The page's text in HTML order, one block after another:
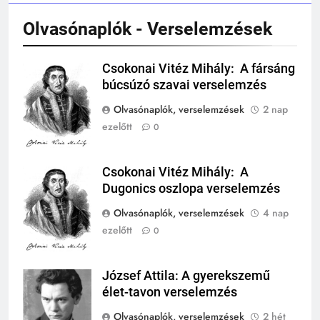
Olvasónaplók - Verselemzések
Csokonai Vitéz
Mihály
Csokonai Vitéz Mihály: A fársáng
búcsúzó szavai verselemzés
Olvasónaplók, verselemzések
2 nap
ezelőtt
0
Csokonai Vitéz
Mihály
Csokonai Vitéz Mihály: A
Dugonics oszlopa verselemzés
Olvasónaplók, verselemzések
4 nap
ezelőtt
0
József Attila
József Attila: A gyerekszemű
élet-tavon verselemzés
Olvasónaplók, verselemzések
2 hét
244
bukása, és mi történt utána?
TÖRTÉNELEM ÉRDEKESSÉGEK
1
KIK VOLTAK?
TÖRTÉNELEM ÉRDEKESSÉGEK
2
MIKOR VOLT?
TÖRTÉNELEM ÉRDEKESSÉGEK
408
Gárdonyi Géza: Az egri csillagok
5-8. OSZTÁLY 6. OSZTÁLY OLVASÓNAPLÓ
409